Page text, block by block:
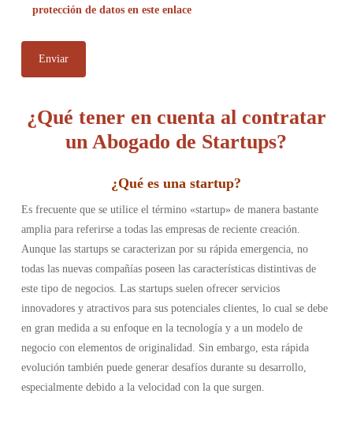
protección de datos en este enlace
¿Qué tener en cuenta al contratar
un Abogado de Startups?
¿Qué es una startup?
Es frecuente que se utilice el término «startup» de manera bastante
amplia para referirse a todas las empresas de reciente creación.
Aunque las startups se caracterizan por su rápida emergencia, no
todas las nuevas compañías poseen las características distintivas de
este tipo de negocios. Las startups suelen ofrecer servicios
innovadores y atractivos para sus potenciales clientes, lo cual se debe
en gran medida a su enfoque en la tecnología y a un modelo de
negocio con elementos de originalidad. Sin embargo, esta rápida
evolución también puede generar desafíos durante su desarrollo,
especialmente debido a la velocidad con la que surgen.